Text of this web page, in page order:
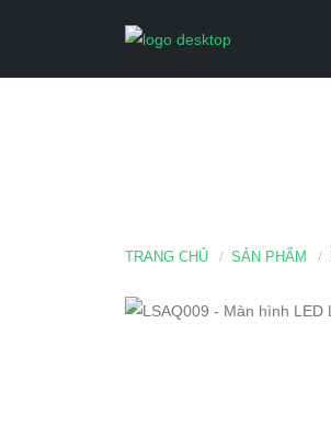
TRANG CHỦ SẢN PHẨM